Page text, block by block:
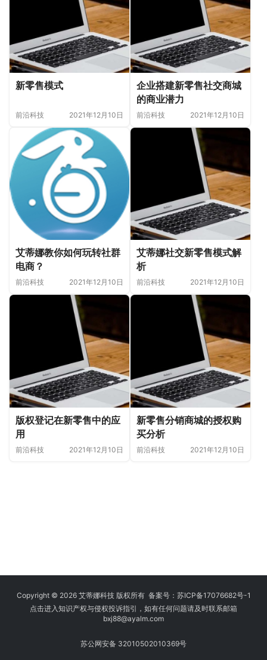
新零售模式
前沿科技 2021年12月10日
企业搭建新零售社交商城
的商业潜力
前沿科技 2021年12月10日
艾蒂娜教你如何玩转社群
电商？
前沿科技 2021年12月10日
艾蒂娜社交新零售模式解
析
前沿科技 2021年12月10日
版权登记在新零售中的应
用
前沿科技 2021年12月10日
新零售分销商城的授权购
买分析
前沿科技 2021年12月10日
Copyright © 2026 艾蒂娜科技 版权所有 备案号： 苏ICP备17076682号-1
点击进入知识产权与侵权投诉指引，如有任何问题请及时联系邮箱
bxj88@ayalm.com
苏公网安备 32010502010369号